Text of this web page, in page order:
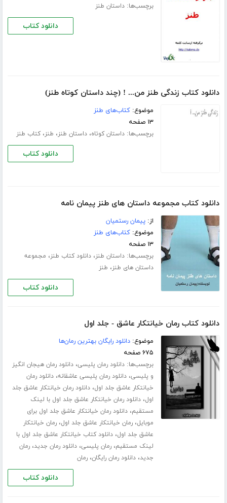
برچسب‌ها:داستان طنز
دانلود کتاب
دانلود کتاب زندگی طنز من... ! (چند داستان کوتاه طنز)
موضوع:کتاب‌های طنز
۱۳ صفحه
برچسب‌ها:داستان کوتاه،داستان طنز، طنز،کتاب طنز
دانلود کتاب
دانلود کتاب مجموعه داستان های طنز پیمان نامه
از:پیمان رستمیان
موضوع:کتاب‌های طنز
۱۳ صفحه
برچسب‌ها:داستان طنز،دانلود کتاب طنز، مجموعه
داستان های طنز، طنز
دانلود کتاب
دانلود کتاب رمان خیانتکار عاشق - جلد اول
موضوع:دانلود رایگان بهترین رمان‌ها
۶۷۵ صفحه
برچسب‌ها:دانلود رمان پلیسی،دانلود رمان هیجان انگیز
و پلیسی،دانلود رمان پلیسی عاشقانه،دانلود رمان
خیانتکار عاشق جلد اول،دانلود رمان خیانتکار عاشق جلد
اول،دانلود رمان خیانتکار عاشق جلد اول با لینک
مستقیم،دانلود رمان خیانتکار عاشق جلد اول برای
موبایل،رمان خیانتکار عاشق جلد اول،رمان خیانتکار
عاشق جلد اول،دانلود کتاب خیانتکار عاشق جلد اول با
لینک مستقیم،رمان پلیسی،دانلود رمان جدید،رمان
جدید،دانلود رمان رایگان،رمان
دانلود کتاب